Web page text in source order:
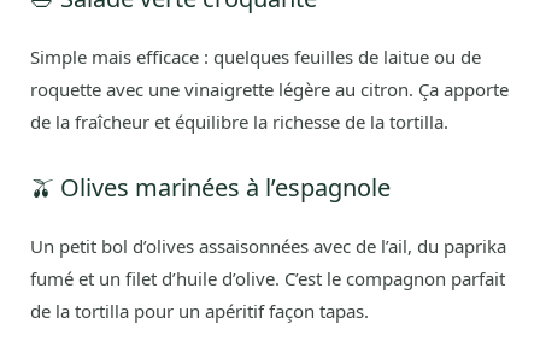
Simple mais efficace : quelques feuilles de laitue ou de
roquette avec une vinaigrette légère au citron. Ça apporte
de la fraîcheur et équilibre la richesse de la tortilla.
🫒 Olives marinées à l’espagnole
Un petit bol d’olives assaisonnées avec de l’ail, du paprika
fumé et un filet d’huile d’olive. C’est le compagnon parfait
de la tortilla pour un apéritif façon tapas.